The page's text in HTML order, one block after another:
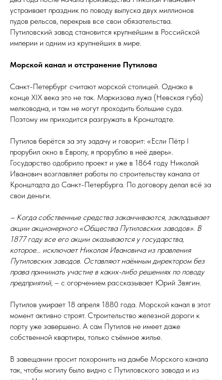
устраивает праздник по поводу выпуска двух миллионов
пудов рельсов, перекрыв все свои обязательства.
Путиловский завод становится крупнейшим в Российской
империи и одним из крупнейших в мире.
Морской канал и отстранение Путилова
Санкт-Петербург считают морской столицей. Однако в
конце XIX века это не так. Маркизова лужа (Невская губа)
мелководна, и там не могут проходить большие суда.
Поэтому им приходится разгружать в Кронштадте.
Путилов берётся за эту задачу и говорит: «Если Пётр I
прорубил окно в Европу, я прорублю в неё дверь».
Государство одобрило проект и уже в 1864 году Николай
Иванович возглавляет работы по строительству канала от
Кронштадта до Санкт-Петербурга. По договору делал всё за
свои деньги.
– Когда собственные средства заканчиваются, закладывает
акции акционерного «Общества Путиловских заводов». В
1877 году все его акции оказываются у государства,
которое… исключает Николая Ивановича из правления
Путиловских заводов. Оставляют наёмным директором без
права принимать участие в каких-либо решениях по поводу
предприятий, – с огорчением рассказывает Юрий Звягин.
Путилов умирает 18 апреля 1880 года. Морской канал в этот
момент активно строят. Строительство железной дороги к
порту уже завершено. А сам Путилов не имеет даже
собственной квартиры, только съёмное жилье.
В завещании просит похоронить на дамбе Морского канала
так, чтобы могилу было видно с Путиловского завода и из